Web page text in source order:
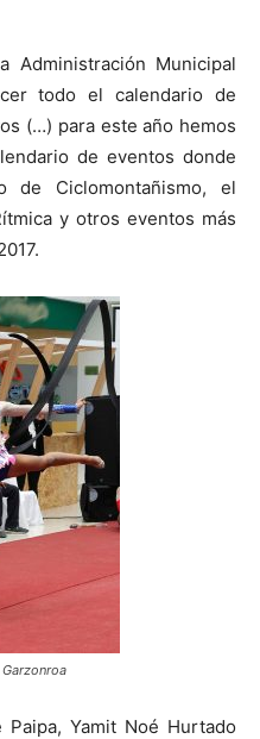
Administración Municipal
todo el calendario de
(…) para este año hemos
de eventos donde
de Ciclomontañismo, el
y otros eventos más
Yamit Noé Hurtado